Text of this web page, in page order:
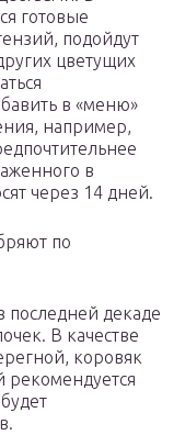
готовые
подойдут
цветущих
в «меню»
например,
в
через 14 дней.
по
последней декаде
В качестве
коровяк